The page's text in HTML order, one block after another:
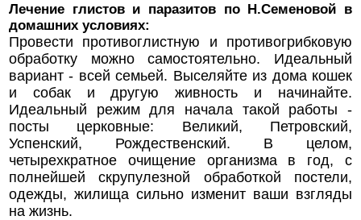
Лечение глистов и паразитов по Н.Семеновой в
домашних условиях:
Провести противоглистную и противогрибковую
обработку можно самостоятельно. Идеальный
вариант - всей семьей. Выселяйте из дома кошек
и собак и другую живность и начинайте.
Идеальный режим для начала такой работы -
посты церковные: Великий, Петровский,
Успенский, Рождественский. В целом,
четырехкратное очищение организма в год, с
полнейшей скрупулезной обработкой постели,
одежды, жилища сильно изменит ваши взгляды
на жизнь.